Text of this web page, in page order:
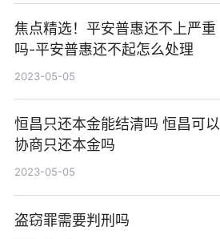
焦点精选！平安普惠还不上严重
吗-平安普惠还不起怎么处理
2023-05-05
恒昌只还本金能结清吗 恒昌可以
协商只还本金吗
2023-05-05
盗窃罪需要判刑吗